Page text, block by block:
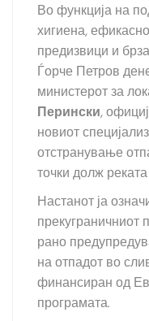
Во функција на
хигиена,
предизвици и
Ѓорче Петров
министерот за
Перински,
новиот
отстранување
точки долж
Настанот ја
прекуграничниот
рано
на отпадот во
финансиран од
програмата.